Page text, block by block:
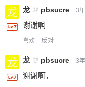
龙 @ pbsucre 3
谢谢啊
喜欢 反对
龙 @ pbsucre 3
谢谢啊，